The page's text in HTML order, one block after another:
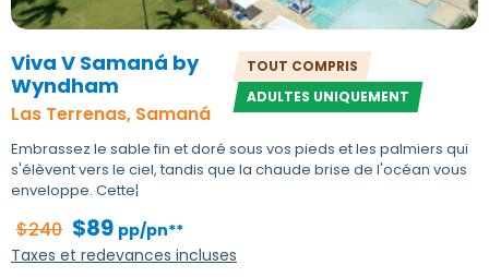
Viva V Samaná by
Wyndham
Las Terrenas, Samaná
TOUT COMPRIS
ADULTES UNIQUEMENT
Embrassez le sable fin et doré sous vos pieds et les palmiers qui
s'élèvent vers le ciel, tandis que la chaude brise de l'océan vous
enveloppe. Cette¦
$240 $89 pp/pn**
Taxes et redevances incluses